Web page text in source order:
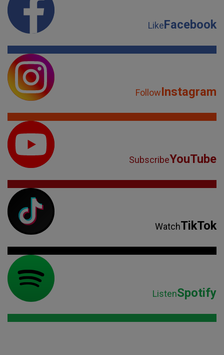
LikeFacebook
FollowInstagram
SubscribeYouTube
WatchTikTok
ListenSpotify